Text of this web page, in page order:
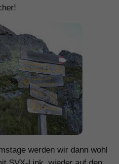
werden wir dann wohl